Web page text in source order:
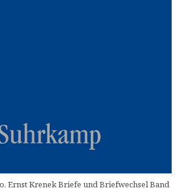
Ernst Krenek Briefe und Briefwechsel Band